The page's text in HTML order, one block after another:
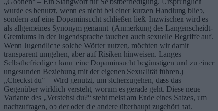
wurde es benutzt, wenn es nicht bei einer kurzen Handlung blieb,
sondern auf eine Dopaminsucht schließen ließ. Inzwischen wird es
als allgemeines Synonym genannt. (Anmerkung des Langenscheidt-
Gremiums In der Jugendsprache tauchen auch sexuelle Begriffe auf.
Wenn Jugendliche solche Wörter nutzen, möchten wir damit
transparent umgehen, aber auf Risiken hinweisen. Langes
Selbstbefriedigen kann eine Dopaminsucht begünstigen und zu einer
ungesunden Beziehung mit der eigenen Sexualität führen.)
„Checkst du“ – Wird genutzt, um sicherzugehen, dass das
Gegenüber wirklich versteht, worum es gerade geht. Diese neue
Variante des „Verstehst du?“ steht meist am Ende eines Satzes, um
nachzufragen, ob der oder die andere überhaupt zugehört hat.